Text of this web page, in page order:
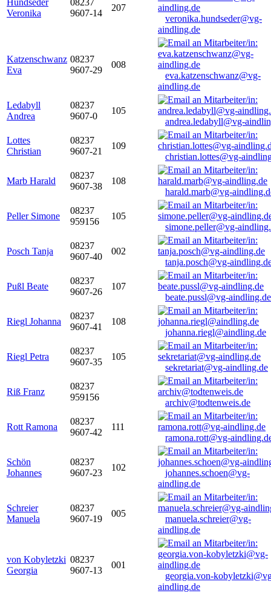
Hundseder
Veronika
08237
9607-14
207
veronika.hundseder@vg-
aindling.de
Katzenschwanz
Eva
08237
9607-29
008
eva.katzenschwanz@vg-
aindling.de
Ledabyll
Andrea
08237
9607-0
105
andrea.ledabyll@vg-
Lottes
Christian
08237
9607-21
109
christian.lottes@vg-
Marb Harald
08237
9607-38
108
harald.marb@vg-
Peller Simone
08237
959156
105
simone.peller@vg-
Posch Tanja
08237
9607-40
002
tanja.posch@vg-
Pußl Beate
08237
9607-26
107
beate.pussl@vg-aindling.de
Riegl Johanna
08237
9607-41
108
johanna.riegl@aindling.de
Riegl Petra
08237
9607-35
105
sekretariat@vg-aindling.de
Riß Franz
08237
959156
archiv@todtenweis.de
Rott Ramona
08237
9607-42
111
ramona.rott@vg-
Schön
Johannes
08237
9607-23
102
johannes.schoen@vg-
aindling.de
Schreier
Manuela
08237
9607-19
005
manuela.schreier@vg-
aindling.de
von Kobyletzki
Georgia
08237
9607-13
001
georgia.von-
aindling.de